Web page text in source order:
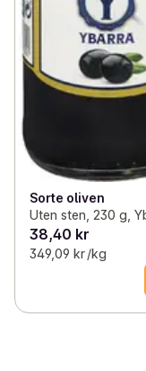
Sorte oliven
Uten sten, 230 g,
38,40 kr
349,09 kr /kg